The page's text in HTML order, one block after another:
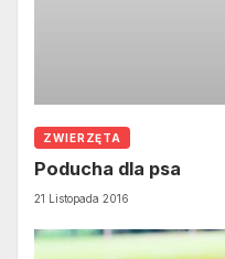
ZWIERZĘTA
Poducha dla psa
21 Listopada 2016